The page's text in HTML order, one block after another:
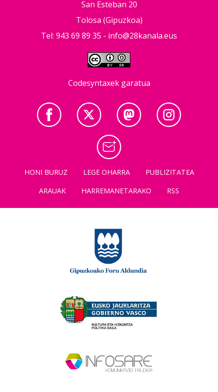
San Esteban 20
Tolosa (Gipuzkoa)
Tel: 943 69 89 35 - info@28kanala.eus
Codesyntaxek garatua
HONI BURUZ LEGE OHARRA
PUBLIZITATEA
ARAUAK
HARREMANETARAKO RSS